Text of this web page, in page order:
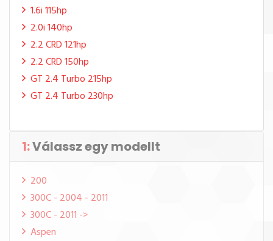
1:Válassz egy modellt
200
300C - 2004 - 2011
300C - 2011 ->
Aspen
1.6i 115hp
2.0i 140hp
2.2 CRD 121hp
2.2 CRD 150hp
GT 2.4 Turbo 215hp
GT 2.4 Turbo 230hp